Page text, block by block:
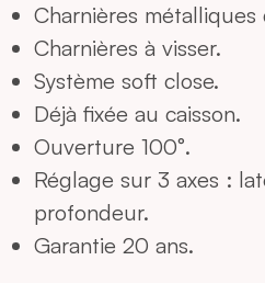
Charnières
Charnières à visser.
Système soft close.
Déjà fixée au caisson.
Ouverture 100°.
Réglage sur 3 axes :
profondeur.
Garantie 20 ans.